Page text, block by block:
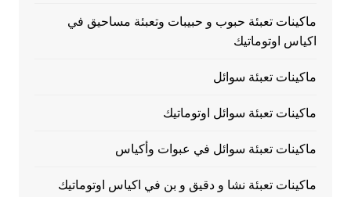
ماكينات تعبئة حبوب و حبيبات وتعبئة مساحيق في
اكياس اوتوماتيك
ماكينات تعبئة سوائل
ماكينات تعبئة سوائل اوتوماتيك
ماكينات تعبئة سوائل في عبوات وأكياس
ماكينات تعبئة نشا و دقيق و بن في اكياس اوتوماتيك